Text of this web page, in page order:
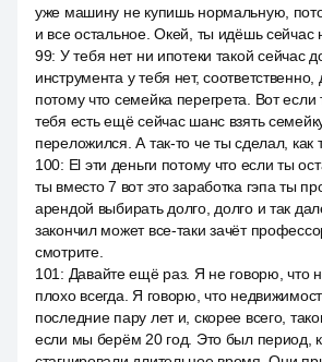
уже машину не купишь нормальную,
и все остальное. Окей, ты идёшь сейчас
99: У тебя нет ни ипотеки такой сейчас
инструмента у тебя нет, соответственно,
потому что семейка перегрета. Вот если
тебя есть ещё сейчас шанс взять
переложился. А так-то че ты сделал, как
100: El эти деньги потому что если ты
ты вместо 7 вот это заработка гэпа ты
арендой выбирать долго, долго и так
закончил может все-таки зачёт
смотрите.
101 : Давайте ещё раз. Я не говорю, что
плохо всегда. Я говорю, что
последние пару лет и, скорее всего,
если мы берём 20 год. Это был период,